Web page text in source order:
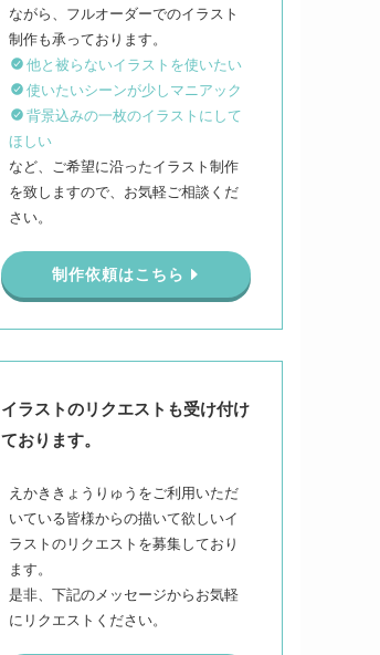
ながら、フルオーダーでのイラスト
他と被らないイラストを使いたい
使いたいシーンが少しマニアック
背景込みの一枚のイラストにして
ほしい
など、ご希望に沿ったイラスト制作
を致しますので、お気軽ご相談くだ
さい。
制作依頼はこちら
イラストのリクエストも受け付け
ております。
えかききょうりゅうをご利用いただ
いている皆様からの描いて欲しいイ
ラストのリクエストを募集しており
ます。
是非、下記のメッセージからお気軽
にリクエストください。